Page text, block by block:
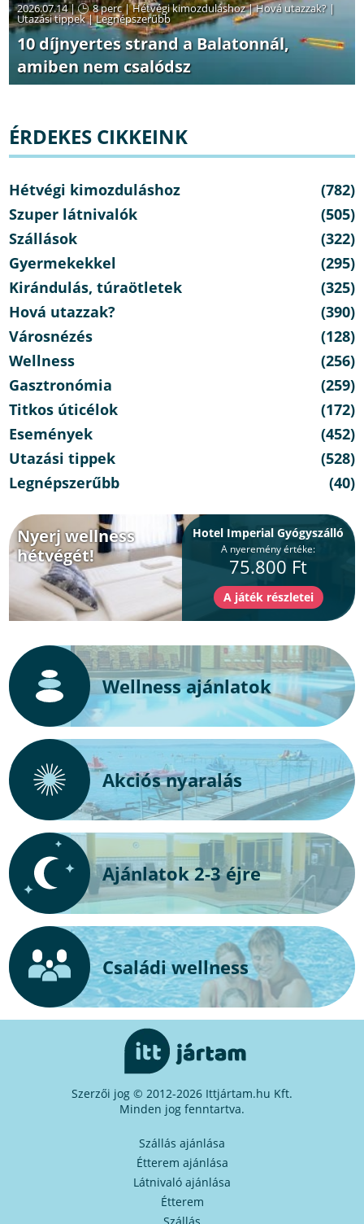
2026.07.14 | 8 perc|Hétvégi kimozduláshoz|Hová utazzak? |
Utazási tippek|Legnépszerűbb
10 díjnyertes strand a Balatonnál,
amiben nem csalódsz
ÉRDEKES CIKKEINK
Hétvégi kimozduláshoz
(782)
Szuper látnivalók
(505)
Szállások
(322)
Gyermekekkel
(295)
Kirándulás, túraötletek
(325)
Hová utazzak?
(390)
Városnézés
(128)
Wellness
(256)
Gasztronómia
(259)
Titkos úticélok
(172)
Események
(452)
Utazási tippek
(528)
Legnépszerűbb
(40)
Nyerj wellness
hétvégét!
Hotel Imperial Gyógyszálló
A nyeremény értéke:
75.800 Ft
Wellness ajánlatok
Akciós nyaralás
Ajánlatok 2-3 éjre
Családi wellness
Szerzői jog © 2012-2026 Ittjártam.hu Kft.
Minden jog fenntartva.
Szállás ajánlása
Étterem ajánlása
Látnivaló ajánlása
Étterem